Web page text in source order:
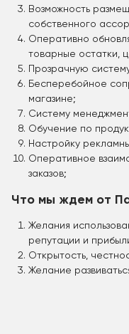
Возможность
собственного
Оперативно
товарные остатки,
Прозрачную
Бесперебойное
магазине;
Систему
Обучение по
Настройку
Оперативное
заказов;
Что мы ждем от
Желания
репутации и
Открытость,
Желание